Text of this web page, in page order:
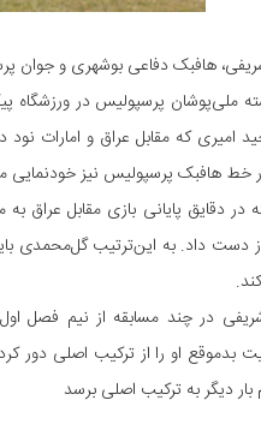
هافبک دفاعی بوشهری و جوان
ملی‌پوشان پرسپولیس در ورزشگاه
امیری که مقابل عراق و امارات
خط هافبک پرسپولیس نیز خودنمایی
در دقایق پایانی بازی مقابل عراق
دست داد. به این‌ترتیب گل‌محمدی
در چند مسابقه از نیم فصل
بار دیگر به ترکیب اصلی برسد